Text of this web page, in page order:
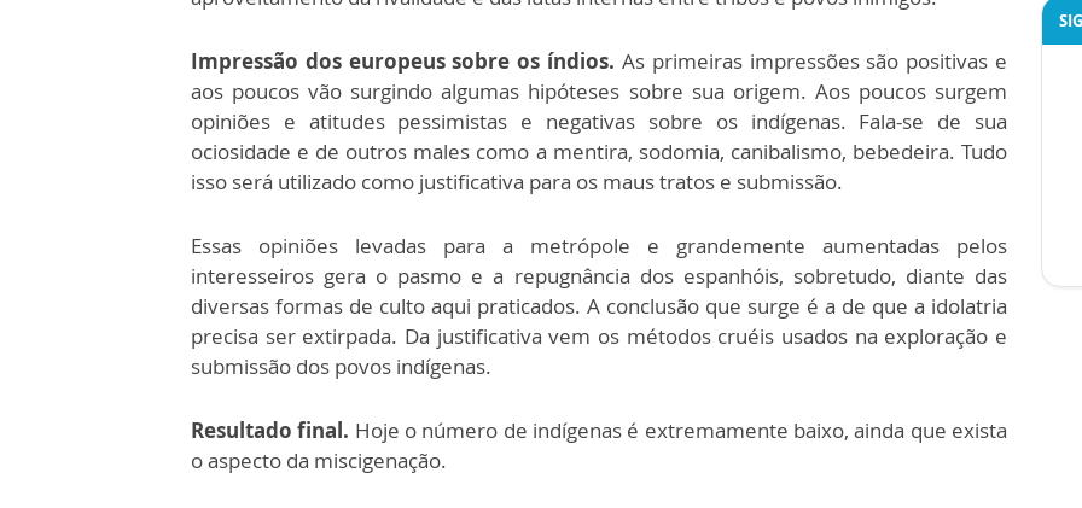
Impressão dos europeus sobre os índios. As primeiras impressões são positivas e
aos poucos vão surgindo algumas hipóteses sobre sua origem. Aos poucos surgem
opiniões e atitudes pessimistas e negativas sobre os indígenas. Fala-se de sua
ociosidade e de outros males como a mentira, sodomia, canibalismo, bebedeira. Tudo
isso será utilizado como justificativa para os maus tratos e submissão.
Essas opiniões levadas para a metrópole e grandemente aumentadas pelos
interesseiros gera o pasmo e a repugnância dos espanhóis, sobretudo, diante das
diversas formas de culto aqui praticados. A conclusão que surge é a de que a idolatria
precisa ser extirpada. Da justificativa vem os métodos cruéis usados na exploração e
submissão dos povos indígenas.
Resultado final. Hoje o número de indígenas é extremamente baixo, ainda que exista
o aspecto da miscigenação.